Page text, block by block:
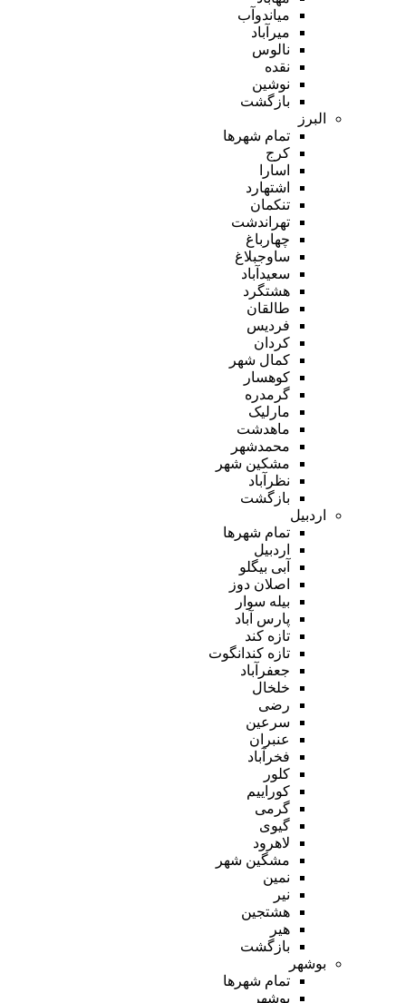
میاندوآب
میرآباد
نالوس
نقده
نوشین
بازگشت
البرز
تمام شهر‌ها
کرج
اسارا
اشتهارد
تنکمان
تهراندشت
چهارباغ
ساوجبلاغ
سعیدآباد
هشتگرد
طالقان
فردیس
کردان
کمال شهر
کوهسار
گرمدره
مارلیک
ماهدشت
محمدشهر
مشکین شهر
نظرآباد
بازگشت
اردبیل
تمام شهر‌ها
اردبیل
آبی بیگلو
اصلان دوز
بیله سوار
پارس آباد
تازه کند
تازه کندانگوت
جعفرآباد
خلخال
رضی
سرعین
عنبران
فخرآباد
کلور
کوراییم
گرمی
گیوی
لاهرود
مشگین شهر
نمین
نیر
هشتجین
هیر
بازگشت
بوشهر
تمام شهر‌ها
بوشهر